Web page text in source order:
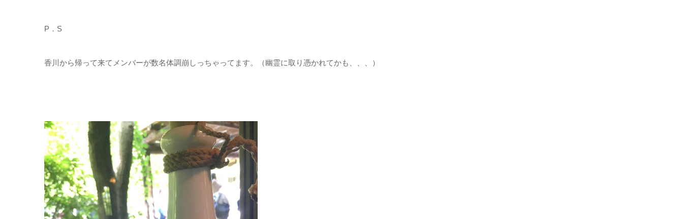
P．S
香川から帰って来てメンバーが数名体調崩しっちゃってます。（幽霊に取り憑かれてかも、、、）